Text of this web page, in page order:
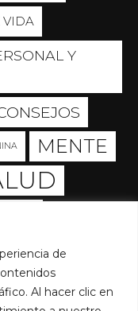
de
Al hacer clic en
VIDA
Y
MENTE